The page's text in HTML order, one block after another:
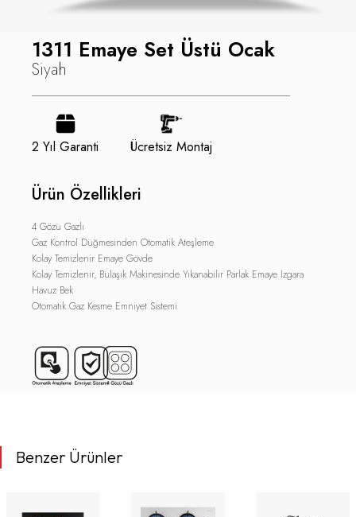
1311 Emaye Set Üstü Ocak
Siyah
2 Yıl Garanti Ücretsiz Montaj
Ürün Özellikleri
4 Gözü Gazlı
Gaz Kontrol Düğmesinden Otomatik Ateşleme
Kolay Temizlenir Emaye Gövde
Kolay Temizlenir, Bulaşık Makinesinde Yıkanabilir Parlak Emaye Izgara
Havuz Bek
Otomatik Gaz Kesme Emniyet Sistemi
Benzer Ürünler